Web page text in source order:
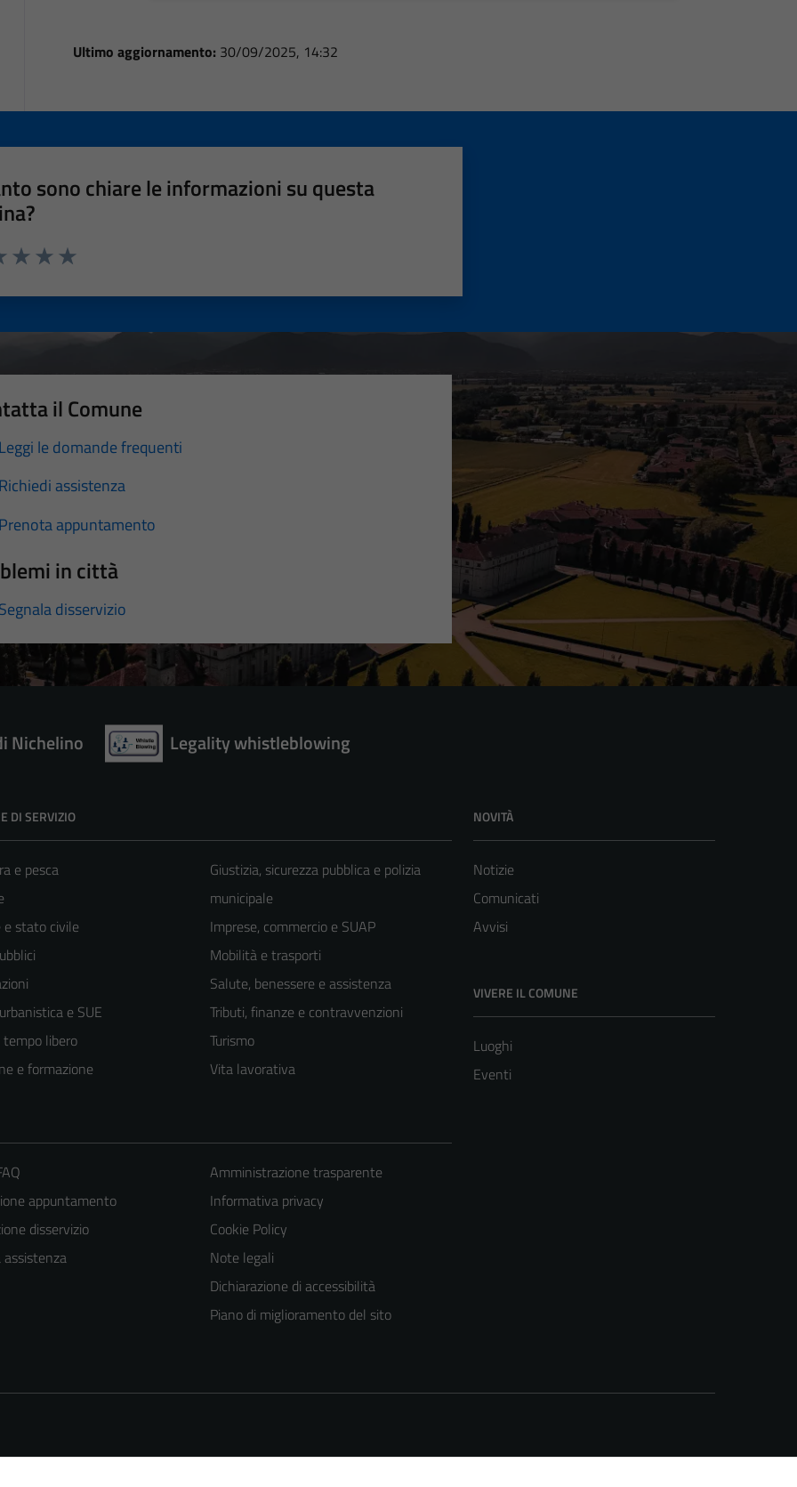
Ultimo aggiornamento: 30/09/2025, 14:32
sono chiare le informazioni su questa
il Comune
Leggi le domande frequenti
Richiedi assistenza
Prenota appuntamento
in città
Segnala disservizio
Nichelino Legality whistleblowing
DI SERVIZIO
e pesca
e stato civile
e SUE
libero
e formazione
Giustizia, sicurezza pubblica e polizia
municipale
Imprese, commercio e SUAP
Mobilità e trasporti
Salute, benessere e assistenza
Tributi, finanze e contravvenzioni
Turismo
Vita lavorativa
NOVITÀ
Notizie
Comunicati
Avvisi
VIVERE IL COMUNE
Luoghi
Eventi
appuntamento
disservizio
assistenza
Amministrazione trasparente
Informativa privacy
Cookie Policy
Note legali
Dichiarazione di accessibilità
Piano di miglioramento del sito